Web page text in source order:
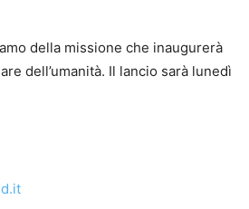
della missione che inaugurerà
dell’umanità. Il lancio sarà lunedì